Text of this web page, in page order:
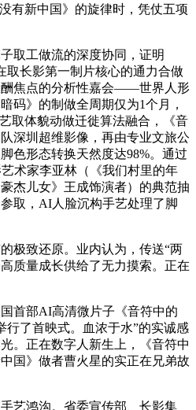
有新中国》的旋律时，凭仗五项
工做流的深度协同，证明
取长影第一制片核心的通力合做
酬焦点的分析性嘉会——世界人形
码》的制做全周期仅为1个月，
取体貌动做迁徙算法融合，《音
深圳超维影像，再由专业文旅公
色形态转换天然度达98%。通过
术家李亚林（《我们村里的年
杰儿女》王成饰演者）的典范抽
取，AI人脸沉构手艺处理了脚
致还原。业内认为，传送“两
质量成长供给了无力摸索。正在
部AI高清微片子《音符中的
行了首映式。血浓于水”的实诚感
。正在数字人新生上，《音符中
国》做者曹火星的实正在兄弟故
鸿沟。省委宣传部、长影集